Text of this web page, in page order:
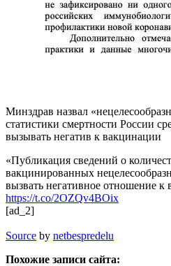
Минздрав назвал
статистики смертности России
вызывать негатив к вакцинации
«Публикация сведений о
вакцинированных
вызвать негативное отношение
https://t.co/2OZQv4BOix
[ad_2]
Source by netbespredelu
Похожие записи сайта: